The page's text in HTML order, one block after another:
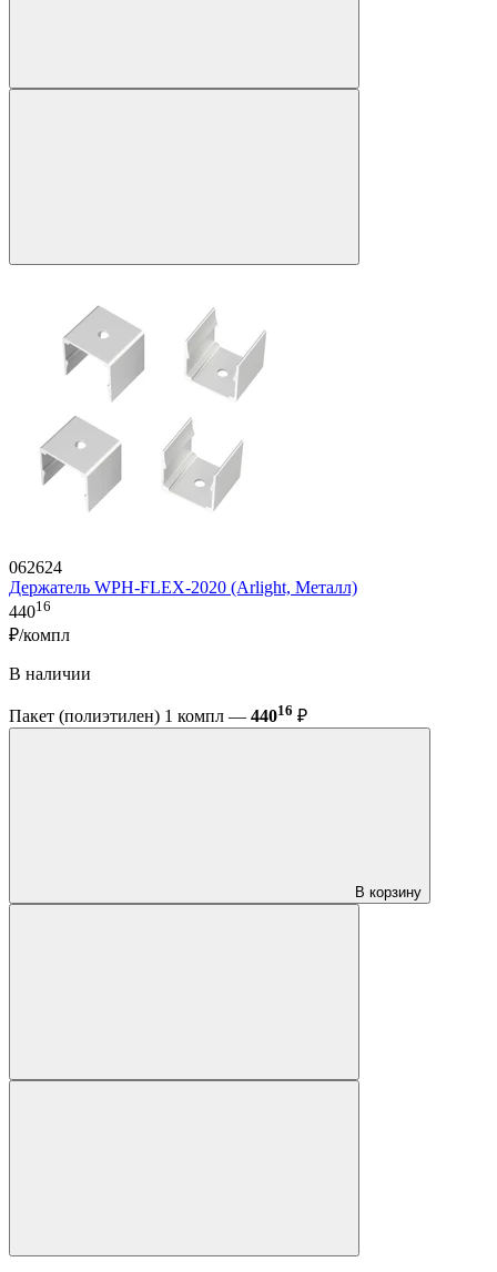
062624
Держатель WPH-FLEX-2020 (Arlight, Металл)
44016
₽/компл
В наличии
Пакет (полиэтилен) 1 компл — 44016 ₽
В корзину